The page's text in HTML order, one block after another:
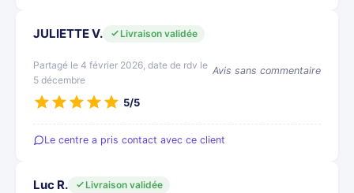
JULIETTE V. Livraison validée
Partagé le 4 février 2026, date de rdv le
5 décembre
Avis sans commentaire
5/5
Le centre a pris contact avec ce client
Luc R.
Livraison validée